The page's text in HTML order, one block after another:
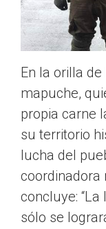
En la orilla
mapuche,
propia carne
su territorio
lucha del
coordinadora
concluye:
sólo se